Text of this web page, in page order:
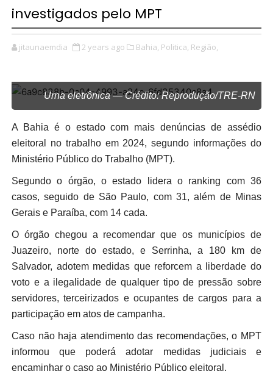
investigados pelo MPT
jitaunaemdia 2 years ago Bahia, Politica, Região,
Urna eletrônica — Crédito: Reprodução/TRE-RN
A Bahia é o estado com mais denúncias de assédio
eleitoral no trabalho em 2024, segundo informações do
Ministério Público do Trabalho (MPT).
Segundo o órgão, o estado lidera o ranking com 36
casos, seguido de São Paulo, com 31, além de Minas
Gerais e Paraíba, com 14 cada.
O órgão chegou a recomendar que os municípios de
Juazeiro, norte do estado, e Serrinha, a 180 km de
Salvador, adotem medidas que reforcem a liberdade do
voto e a ilegalidade de qualquer tipo de pressão sobre
servidores, terceirizados e ocupantes de cargos para a
participação em atos de campanha.
Caso não haja atendimento das recomendações, o MPT
informou que poderá adotar medidas judiciais e
encaminhar o caso ao Ministério Público eleitoral.